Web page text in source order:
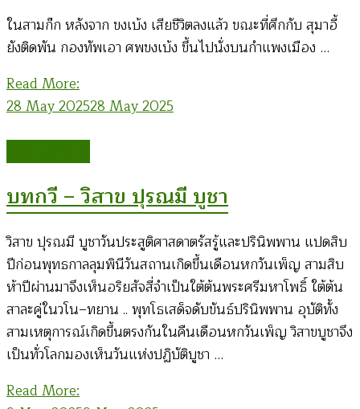
ในสามก๊ก หลังจาก ขงเบ้ง เสียชีวิตลงแล้ว ขณะที่ศึกกับ สุมาอี้
ยังติดพัน กองทัพเอา ศพขงเบ้ง ขึ้นไปนั่งบนกำแพงเมือง …
Read More:
28 May 202528 May 2025
บทกวี – วิสาข ปุรณมี บูชา
วิสาข ปุรณมี บูชาวันประสูติศาสดาตรัสรู้และปรินิพพาน แปดสิบ
ปีก่อนพุทธกาลลุมพินีวันสถานเกิดขึ้นเดือนหกวันเพ็ญ สามสิบ
ห้าปีผ่านมาจึงเห็นอริยสัจสี่จำเป็นใต้ต้นพระศรีมหาโพธิ์ ใต้ต้น
สาละคู่ในวโน–ทยาน .. พุทโธเสด็จดับขันธ์ปรินิพพาน อุบัติทั้ง
สามเหตุการณ์เกิดขึ้นตรงกันในคืนเดือนหกวันเพ็ญ วิสาขบูชาจึง
เป็นทั่วโลกมองเห็นวันแห่งปฏิบัติบูชา …
Read More: